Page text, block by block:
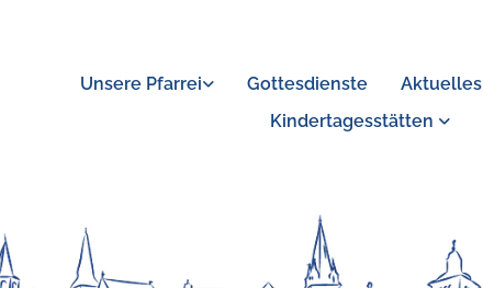
Unsere Pfarrei Gottesdienste Aktuelles
Kindertagesstätten